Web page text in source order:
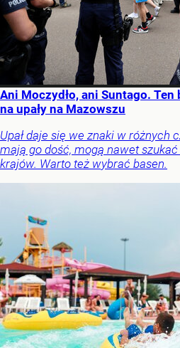
Ani Moczydło, ani Suntago.
na upały na Mazowszu
Upał daje się we znaki w różnych
mają go dość, mogą nawet
krajów. Warto też wybrać basen.